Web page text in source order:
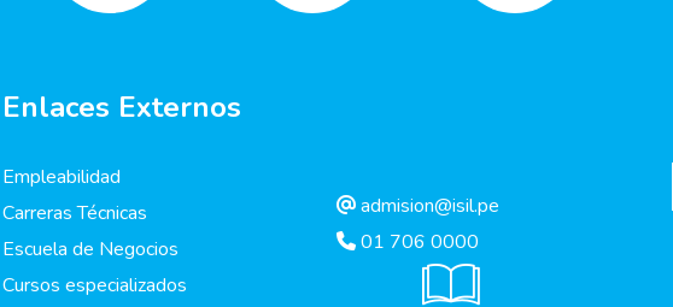
Enlaces Externos
Empleabilidad
Carreras Técnicas
Escuela de Negocios
Cursos especializados
admision@isil.pe
01 706 0000